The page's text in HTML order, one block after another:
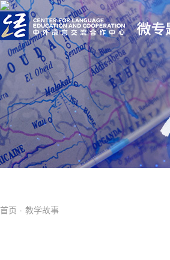
首页 · 教学故事